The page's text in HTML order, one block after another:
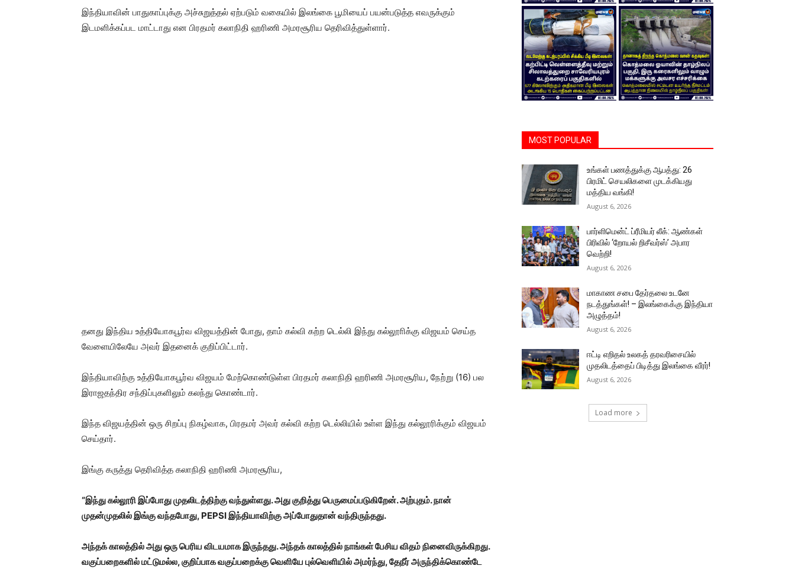
இந்தியாவின் பாதுகாப்புக்கு அச்சுறுத்தல் ஏற்படும் வகையில் இலங்கை பூமியைப் பயன்படுத்த எவருக்கும்
இடமளிக்கப்பட மாட்டாது என பிரதமர் கலாநிதி ஹரிணி அமரசூரிய தெரிவித்துள்ளார்.
தனது இந்திய உத்தியோகபூர்வ விஜயத்தின் போது, தாம் கல்வி கற்ற டெல்லி இந்து கல்லூாிக்கு விஜயம் செய்த
வேளையிலேயே அவர் இதனைக் குறிப்பிட்டார்.
இந்தியாவிற்கு உத்தியோகபூர்வ விஜயம் மேற்கொண்டுள்ள பிரதமர் கலாநிதி ஹரிணி அமரசூரிய, நேற்று (16) பல
இராஜதந்திர சந்திப்புகளிலும் கலந்து கொண்டார்.
இந்த விஜயத்தின் ஒரு சிறப்பு நிகழ்வாக, பிரதமர் அவர் கல்வி கற்ற டெல்லியில் உள்ள இந்து கல்லூரிக்கும் விஜயம்
செய்தார்.
இங்கு கருத்து தெரிவித்த கலாநிதி ஹரிணி அமரசூரிய,
“இந்து கல்லூரி இப்போது முதலிடத்திற்கு வந்துள்ளது. அது குறித்து பெருமைப்படுகிறேன். அற்புதம். நான்
முதன்முதலில் இங்கு வந்தபோது, PEPSI இந்தியாவிற்கு அப்போதுதான் வந்திருந்தது.
அந்தக் காலத்தில் அது ஒரு பெரிய விடயமாக இருந்தது. அந்தக் காலத்தில் நாங்கள் பேசிய விதம் நினைவிருக்கிறது.
வகுப்பறைகளில் மட்டுமல்ல, குறிப்பாக வகுப்பறைக்கு வெளியே புல்வெளியில் அமர்ந்து, தேநீர் அருந்திக்கொண்டே
MOST POPULAR
உங்கள் பணத்துக்கு ஆபத்து: 26
பிரமிட் செயலிகளை முடக்கியது
மத்திய வங்கி!
August 6, 2026
பார்ளிமென்ட் ப்ரீமியர் லீக்: ஆண்கள்
பிரிவில் ‘றோயல் றிசீவர்ஸ்’ அபார
வெற்றி!
August 6, 2026
மாகாண சபை தேர்தலை உடனே
நடத்துங்கள்! – இலங்கைக்கு இந்தியா
அழுத்தம்!
August 6, 2026
ஈட்டி எறிதல் உலகத் தரவரிசையில்
முதலிடத்தைப் பிடித்து இலங்கை வீரர்!
August 6, 2026
Load more